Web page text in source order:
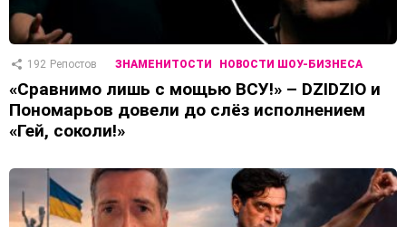
192 Репостов ЗНАМЕНИТОСТИ НОВОСТИ ШОУ-БИЗНЕСА
«Сравнимо лишь с мощью ВСУ!» – DZIDZIO и
Пономарьов довели до слёз исполнением
«Гей, соколи!»